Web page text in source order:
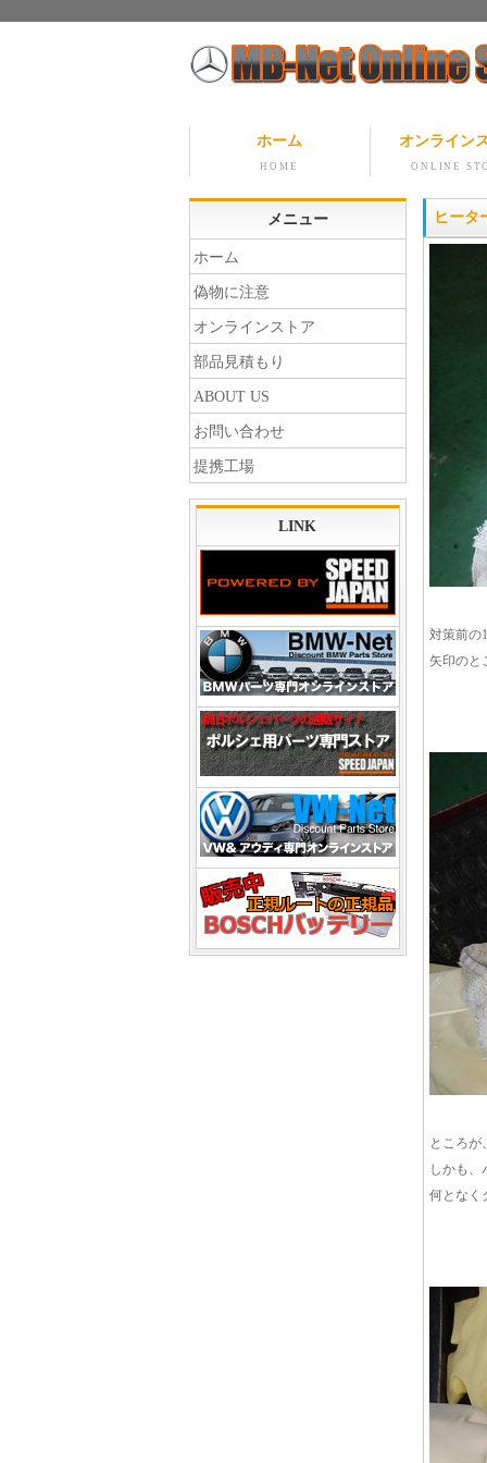
ホーム
HOME
オンライン
ONLINE
ヒータ
対策前の
矢印のと
ところが
しかも、
何となく
メニュー
ホーム
偽物に注意
オンラインストア
部品見積もり
ABOUT US
お問い合わせ
提携工場
LINK